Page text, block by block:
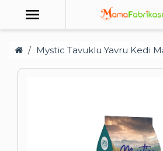
Mystic Tavuklu Yavru Kedi